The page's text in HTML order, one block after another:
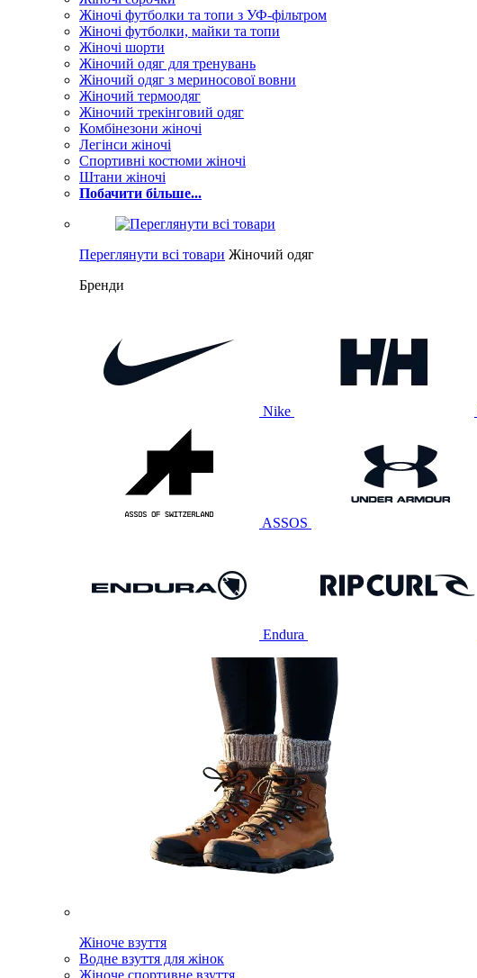
Жіночі футболки та топи з УФ-фільтром
Жіночі футболки, майки та топи
Жіночі шорти
Жіночий одяг для тренувань
Жіночий одяг з мериносової вовни
Жіночий термоодяг
Жіночий трекінговий одяг
Комбінезони жіночі
Легінси жіночі
Спортивні костюми жіночі
Штани жіночі
Побачити більше...
Переглянути всі товари Жіночий одяг
Бренди
Nike
ASSOS
Endura
Жіноче взуття
Водне взуття для жінок
Жіноче спортивне взуття